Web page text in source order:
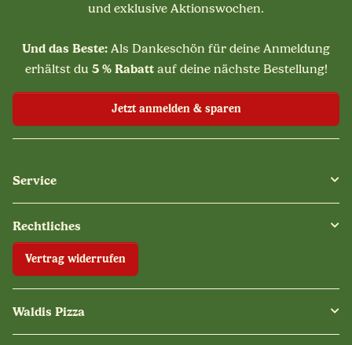
und exklusive Aktionswochen.
Und das Beste: Als Dankeschön für deine Anmeldung
erhältst du 5 % Rabattauf deine nächste Bestellung!
Jetzt anmelden & sparen
Service
Rechtliches
Vertrag widerrufen
Waldis Pizza